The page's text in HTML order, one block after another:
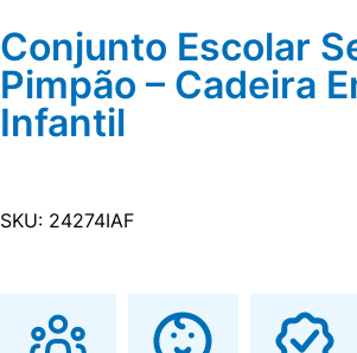
Conjunto Escolar
Pimpão – Cadeira
Infantil
SKU: 24274IAF